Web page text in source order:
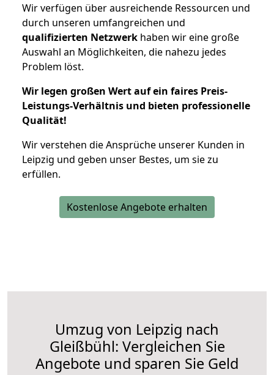
Wir verfügen über ausreichende Ressourcen und
durch unseren umfangreichen und
qualifizierten Netzwerk haben wir eine große
Auswahl an Möglichkeiten, die nahezu jedes
Problem löst.
Wir legen großen Wert auf ein faires Preis-
Leistungs-Verhältnis und bieten professionelle
Qualität!
Wir verstehen die Ansprüche unserer Kunden in
Leipzig und geben unser Bestes, um sie zu
erfüllen.
Kostenlose Angebote erhalten
Umzug von Leipzig nach
Gleißbühl: Vergleichen Sie
Angebote und sparen Sie Geld